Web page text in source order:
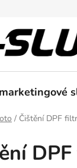
/ Čištění DPF